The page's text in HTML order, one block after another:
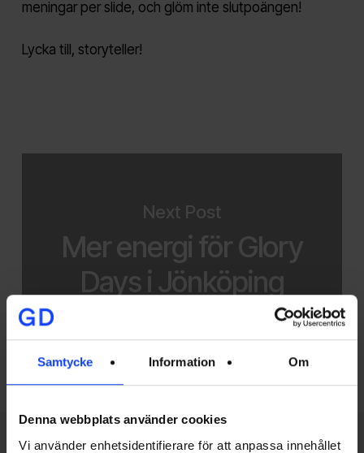
Samtycke Information Om
Denna webbplats använder cookies
Vi använder enhetsidentifierare för att anpassa innehållet
meningar per slide, och glöm inte slutpoängen!
Lycka till, storyteller!
Next Post
Mer energi för Glory
Days i Jönköping